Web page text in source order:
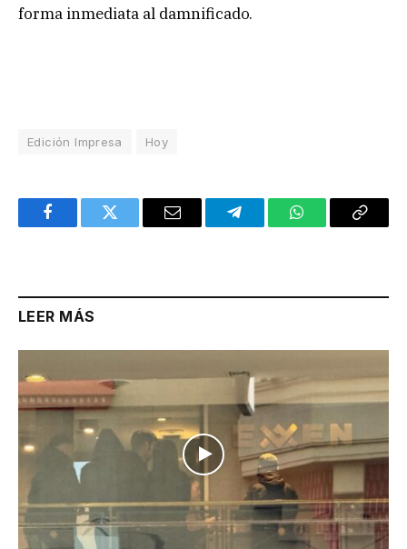
forma inmediata al damnificado.
Edición Impresa Hoy
FacebookTwitter Email TelegramWhatsAppCopy
LEER MÁS